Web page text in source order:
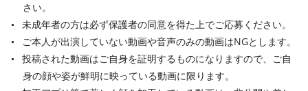
さい。
未成年者の⽅は必ず保護者の同意を得た上でご応募ください。
ご本⼈が出演していない動画や⾳声のみの動画はNGとします。
投稿された動画はご⾃⾝を証明するものになりますので、ご⾃
⾝の顔や姿が鮮明に映っている動画に限ります。